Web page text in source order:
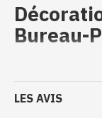
Bureau-
Support
Marbre,
portable
LES AVIS